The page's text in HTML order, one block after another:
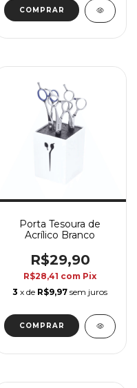
Porta Tesoura de
Acrílico Branco
R$29,90
R$28,41 com Pix
3 x de R$9,97 sem juros